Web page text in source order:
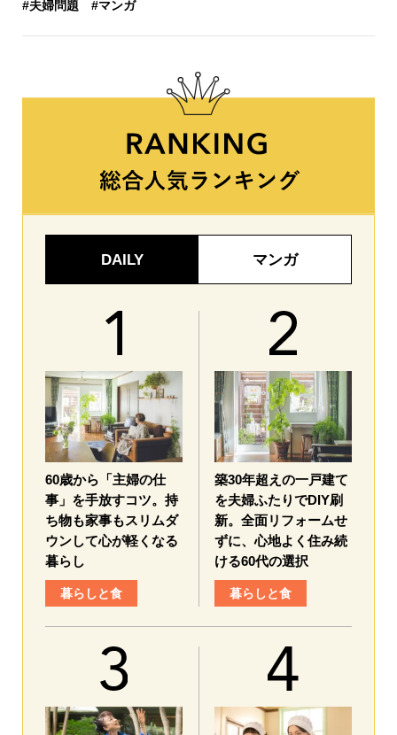
#夫婦問題 #マンガ
DAILY マンガ
60歳から「主婦の仕
事」を手放すコツ。持
ち物も家事もスリムダ
ウンして心が軽くなる
暮らし
暮らしと食
築30年超えの一戸建て
を夫婦ふたりでDIY刷
新。全面リフォームせ
ずに、心地よく住み続
ける60代の選択
暮らしと食